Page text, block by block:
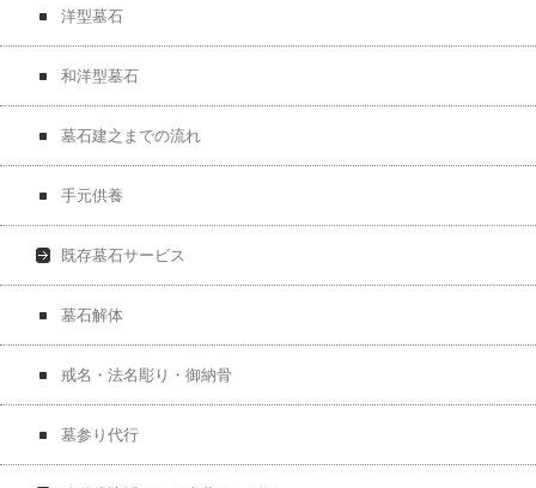
洋型墓石
和洋型墓石
墓石建之までの流れ
手元供養
既存墓石サービス
墓石解体
戒名・法名彫り・御納骨
墓参り代行